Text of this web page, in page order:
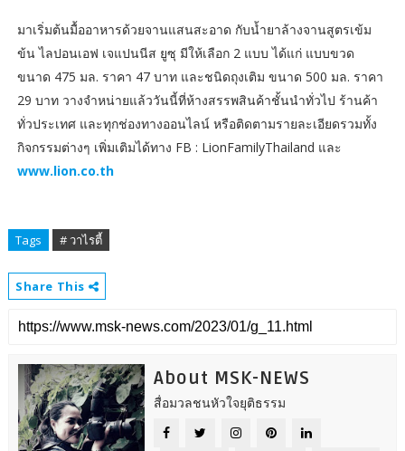
มาเริ่มต้นมื้ออาหารด้วยจานแสนสะอาด กับน้ำยาล้างจานสูตรเข้ม
ข้น ไลปอนเอฟ เจแปนนีส ยูซุ มีให้เลือก 2 แบบ ได้แก่ แบบขวด
ขนาด 475 มล. ราคา 47 บาท และชนิดถุงเติม ขนาด 500 มล. ราคา
29 บาท วางจำหน่ายแล้ววันนี้ที่ห้างสรรพสินค้าชั้นนำทั่วไป ร้านค้า
ทั่วประเทศ และทุกช่องทางออนไลน์ หรือติดตามรายละเอียดรวมทั้ง
กิจกรรมต่างๆ เพิ่มเติมได้ทาง FB : LionFamilyThailand และ
www.lion.co.th
Tags # วาไรตี้
Share This
About MSK-NEWS
สื่อมวลชนหัวใจยุติธรรม